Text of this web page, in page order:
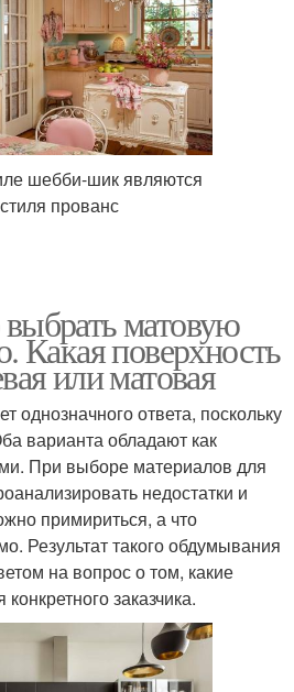
шебби-шик являются
прованс
матовую
Какая поверхность
или матовая
однозначного ответа, поскольку
варианта обладают как
При выборе материалов для
недостатки и
примириться, а что
Результат такого обдумывания
на вопрос о том, какие
заказчика.